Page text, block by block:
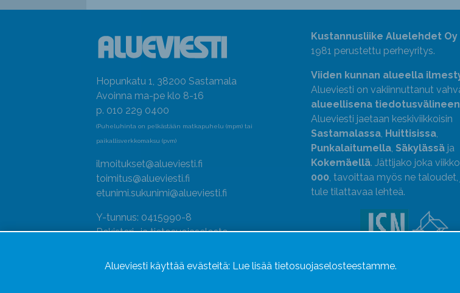
Hopunkatu 1, 38200 Sastamala
Avoinna ma-pe klo 8-16
p. 010 229 0400
(Puheluhinta on pelkästään matkapuhelu (mpm) tai
paikallisverkkomaksu (pvm)
ilmoitukset@alueviesti.fi
toimitus@alueviesti.fi
etunimi.sukunimi@alueviesti.fi
Y-tunnus: 0415990-8
Rekisteri- ja tietosuojaseloste
Seuraa meitä
Kustannusliike Aluelehdet Oy
1981 perustettu perheyritys.
Viiden kunnan alueella
Alueviesti on vakiinnuttanut
alueellisena
Alueviesti jaetaan keskiviikkoisin
Sastamalassa, Huittisissa,
Punkalaitumella, Säkylässäja
Kokemäellä. Jättijako joka
000, tavoittaa myös ne taloudet,
tule tilattavaa lehteä.
Uutismedian Liiton jäsen.
Alueviesti käyttää evästeitä: Lue lisää tietosuojaselosteestamme.